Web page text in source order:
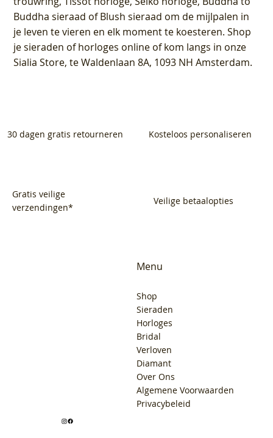
Buddha sieraad of Blush sieraad om de mijlpalen in
je leven te vieren en elk moment te koesteren. Shop
je sieraden of horloges online of kom langs in onze
Sialia Store, te Waldenlaan 8A, 1093 NH Amsterdam.
30 dagen gratis retourneren Kosteloos personaliseren
Gratis veilige
verzendingen*
Veilige betaalopties
Menu
Shop
Sieraden
Horloges
Bridal
Verloven
Diamant
Over Ons
Algemene Voorwaarden
Privacybeleid